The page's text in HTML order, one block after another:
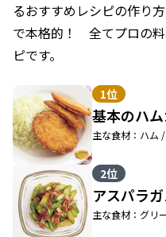
るおすすめレシピの作り
で本格的！ 全てプロの
ピです。
1位
基本のハ
主な食材：ハム
2位
アスパラ
主な食材：グリ